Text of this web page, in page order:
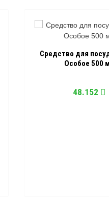
Средство для
Особое 500
48.152